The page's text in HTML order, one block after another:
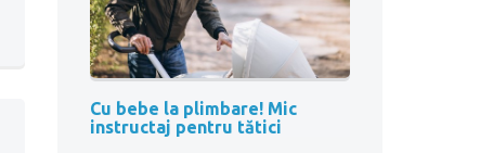
Cu bebe la plimbare! Mic
instructaj pentru tătici